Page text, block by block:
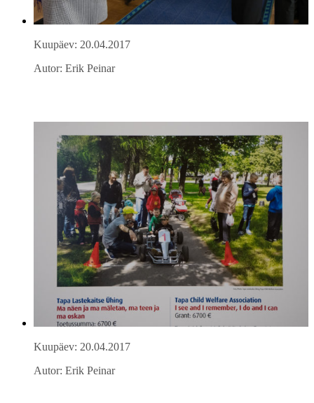
Kuupäev: 20.04.2017
Autor: Erik Peinar
Kuupäev: 20.04.2017
Autor: Erik Peinar